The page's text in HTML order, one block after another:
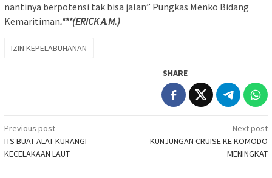
nantinya berpotensi tak bisa jalan” Pungkas Menko Bidang
Kemaritiman.***(ERICK A.M.)
IZIN KEPELABUHANAN
SHARE
Post
navigation
Previous post
ITS BUAT ALAT KURANGI
KECELAKAAN LAUT
Next post
KUNJUNGAN CRUISE KE KOMODO
MENINGKAT